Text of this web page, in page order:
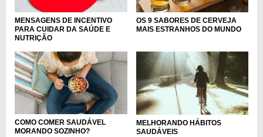
MENSAGENS DE INCENTIVO
PARA CUIDAR DA SAÚDE E
NUTRIÇÃO
OS 9 SABORES DE CERVEJA
MAIS ESTRANHOS DO MUNDO
COMO COMER SAUDÁVEL
MORANDO SOZINHO?
MELHORANDO HÁBITOS
SAUDÁVEIS